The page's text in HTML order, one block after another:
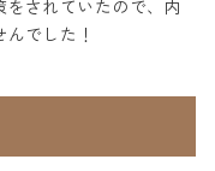
をされていたので、内
でした！